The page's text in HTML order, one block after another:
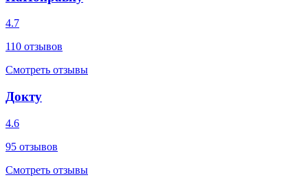
4.7
110 отзывов
Смотреть отзывы
Докту
4.6
95 отзывов
Смотреть отзывы